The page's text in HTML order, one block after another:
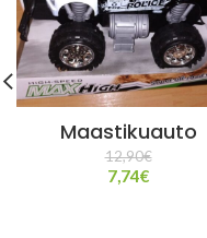
Maastikuauto
12,90€
7,74€